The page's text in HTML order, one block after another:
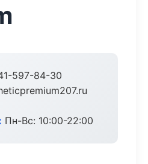
597-84-30
Пн-Вс: 10:00-22:00